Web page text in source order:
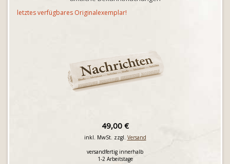
letztes verfügbares Originalexemplar!
49,00 €
inkl. MwSt. zzgl. Versand
versandfertig innerhalb
1-2 Arbeitstage